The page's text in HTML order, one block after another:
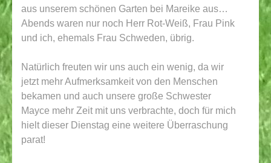
aus unserem schönen Garten bei Mareike aus…
Abends waren nur noch Herr Rot-Weiß, Frau Pink
und ich, ehemals Frau Schweden, übrig.
Natürlich freuten wir uns auch ein wenig, da wir
jetzt mehr Aufmerksamkeit von den Menschen
bekamen und auch unsere große Schwester
Mayce mehr Zeit mit uns verbrachte, doch für mich
hielt dieser Dienstag eine weitere Überraschung
parat!